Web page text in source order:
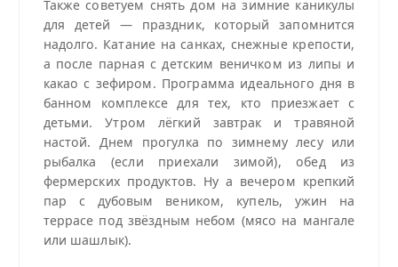
Также советуем снять дом на зимние каникулы
для детей — праздник, который запомнится
надолго. Катание на санках, снежные крепости,
а после парная с детским веничком из липы и
какао с зефиром. Программа идеального дня в
банном комплексе для тех, кто приезжает с
детьми. Утром лёгкий завтрак и травяной
настой. Днем прогулка по зимнему лесу или
рыбалка (если приехали зимой), обед из
фермерских продуктов. Ну а вечером крепкий
пар с дубовым веником, купель, ужин на
террасе под звёздным небом (мясо на мангале
или шашлык).